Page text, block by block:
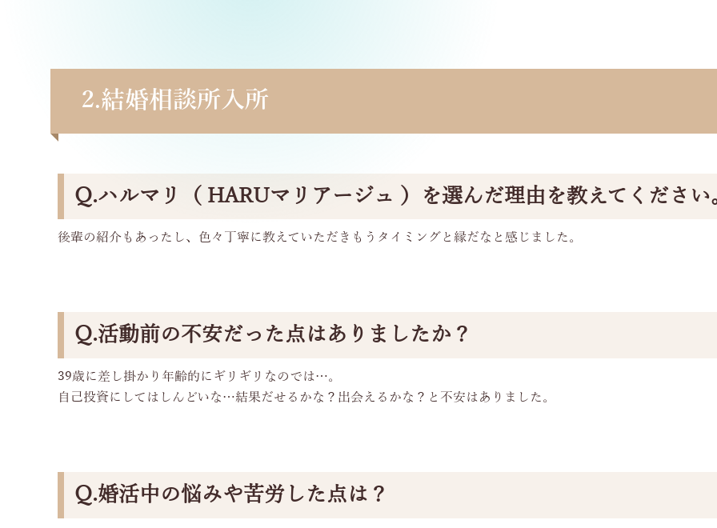
2.結婚相談所入所
Q.ハルマリ（ HARUマリアージュ ）を選んだ理由を教えてください
後輩の紹介もあったし、色々丁寧に教えていただきもうタイミングと縁だなと感じました。
Q.活動前の不安だった点はありましたか？
39歳に差し掛かり年齢的にギリギリなのでは…。
自己投資にしてはしんどいな…結果だせるかな？出会えるかな？と不安はありました。
Q.婚活中の悩みや苦労した点は？